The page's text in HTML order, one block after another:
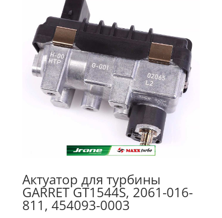
Актуатор для турбины
GARRET GT1544S, 2061-016-
811, 454093-0003